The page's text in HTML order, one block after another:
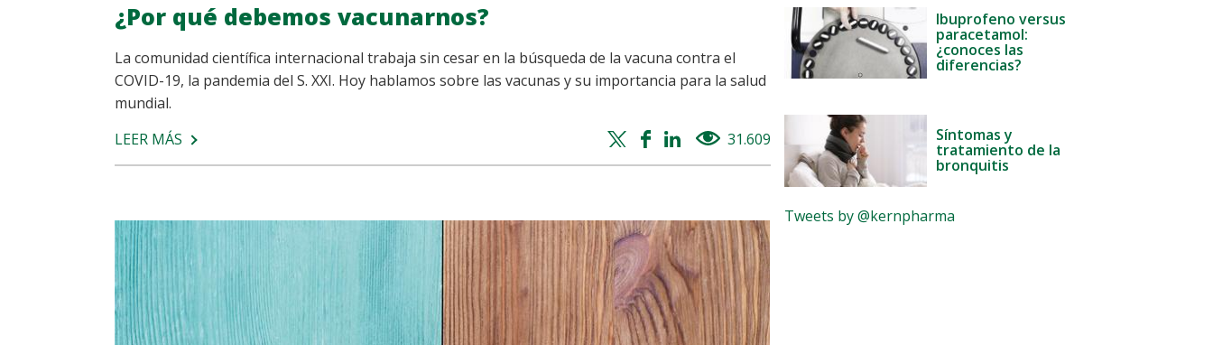
¿Por qué debemos vacunarnos?
La comunidad científica internacional trabaja sin cesar en la búsqueda de la vacuna contra el
COVID-19, la pandemia del S. XXI. Hoy hablamos sobre las vacunas y su importancia para la salud
mundial.
LEER MÁS SOBRE
¿POR
VACUNARNOS?
Twitter
share
Facebook
share
Whatsapp
share
Linkedin
share
31.609
Ibuprofeno versus
paracetamol:
¿conoces las
diferencias?
Síntomas y
tratamiento de la
bronquitis
Tweets by @kernpharma